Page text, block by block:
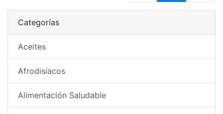
Categorías
Aceites
Afrodisíacos
Alimentación Saludable